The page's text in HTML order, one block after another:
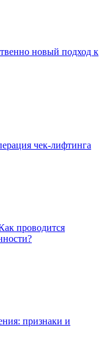
новый подход к
чек-лифтинга
проводится
признаки и